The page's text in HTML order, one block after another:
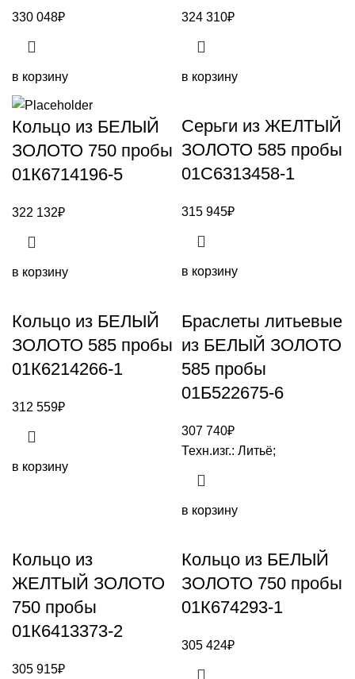
330 048₽
в корзину
324 310₽
в корзину
Кольцо из БЕЛЫЙ
ЗОЛОТО 750 пробы
01К6714196-5
322 132₽
в корзину
Серьги из ЖЕЛТЫЙ
ЗОЛОТО 585 пробы
01С6313458-1
315 945₽
в корзину
Кольцо из БЕЛЫЙ
ЗОЛОТО 585 пробы
01К6214266-1
312 559₽
в корзину
Браслеты литьевые
из БЕЛЫЙ ЗОЛОТО
585 пробы
01Б522675-6
307 740₽
Техн.изг.: Литьё;
в корзину
Кольцо из
ЖЕЛТЫЙ ЗОЛОТО
750 пробы
01К6413373-2
305 915₽
Кольцо из БЕЛЫЙ
ЗОЛОТО 750 пробы
01К674293-1
305 424₽